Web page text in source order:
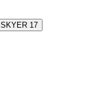
SKYER 17